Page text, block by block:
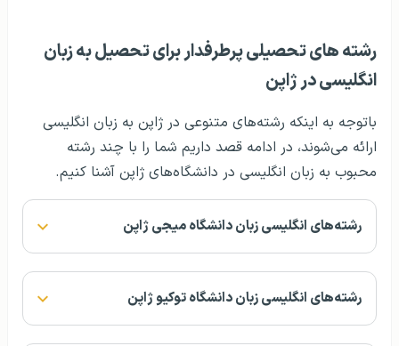
رشته‌ های تحصیلی پرطرفدار برای تحصیل به زبان
انگلیسی در ژاپن
باتوجه به اینکه رشته‌های متنوعی در ژاپن به زبان انگلیسی
ارائه می‌شوند، در ادامه قصد داریم شما را با چند رشته
محبوب به زبان انگلیسی در دانشگاه‌های ژاپن آشنا کنیم.
رشته‌های انگلیسی زبان دانشگاه میجی ژاپن
رشته‌های انگلیسی زبان دانشگاه توکیو ژاپن